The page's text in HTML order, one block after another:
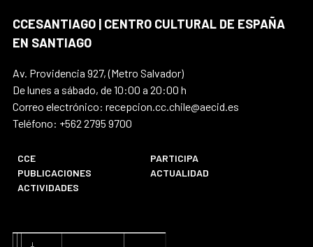
CCESANTIAGO | CENTRO CULTURAL DE ESPAÑA
EN SANTIAGO
Av. Providencia 927, (Metro Salvador)
De lunes a sábado, de 10:00 a 20:00 h
Correo electrónico: recepcion.cc.chile@aecid.es
Teléfono: +562 2795 9700
CCE
PARTICIPA
PUBLICACIONES
ACTUALIDAD
ACTIVIDADES